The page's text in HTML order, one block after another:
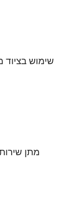
שימוש בציוד
מתן